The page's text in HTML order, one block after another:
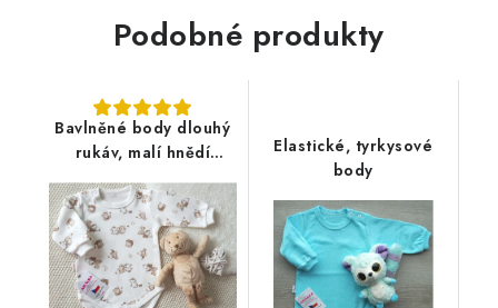
Podobné produkty
Bavlněné body dlouhý
rukáv, malí hnědí
medvídci
Elastické, tyrkysové
body